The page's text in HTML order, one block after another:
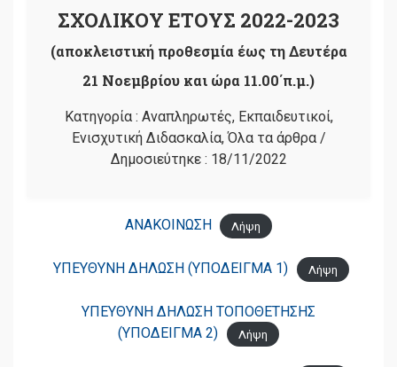
ΣΧΟΛΙΚΟΥ ΕΤΟΥΣ 2022-2023
(αποκλειστική προθεσμία έως τη Δευτέρα
21 Νοεμβρίου και ώρα 11.00΄π.μ.)
Κατηγορία : Αναπληρωτές, Εκπαιδευτικοί,
Ενισχυτική Διδασκαλία,Όλα τα άρθρα/
Δημοσιεύτηκε : 18/11/2022
ΑΝΑΚΟΙΝΩΣΗ Λήψη
ΥΠΕΥΘΥΝΗ ΔΗΛΩΣΗ (ΥΠΟΔΕΙΓΜΑ 1) Λήψη
ΥΠΕΥΘΥΝΗ ΔΗΛΩΣΗ ΤΟΠΟΘΕΤΗΣΗΣ
(ΥΠΟΔΕΙΓΜΑ 2)
Λήψη